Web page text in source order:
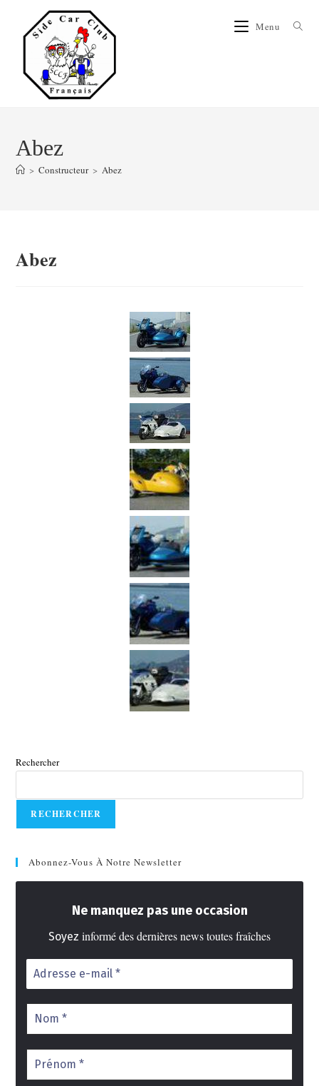
Menu
Abez
> Constructeur > Abez
Abez
Rechercher
RECHERCHER
Abonnez-Vous À Notre Newsletter
Ne manquez pas une occasion
Soyez informé des dernières news toutes fraîches